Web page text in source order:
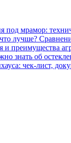
мрамор:
лучше?
преимущества
знать об
чек-лист,